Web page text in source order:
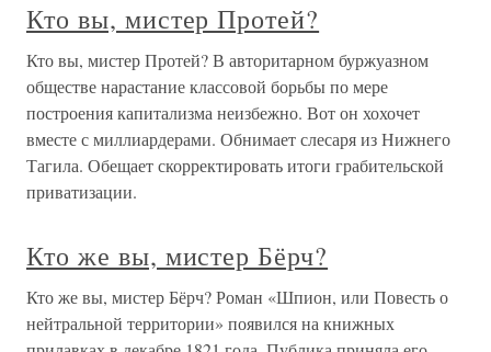
Кто вы, мистер Протей?
Кто вы, мистер Протей? В авторитарном буржуазном
обществе нарастание классовой борьбы по мере
построения капитализма неизбежно. Вот он хохочет
вместе с миллиардерами. Обнимает слесаря из Нижнего
Тагила. Обещает скорректировать итоги грабительской
приватизации.
Кто же вы, мистер Бёрч?
Кто же вы, мистер Бёрч? Роман «Шпион, или Повесть о
нейтральной территории» появился на книжных